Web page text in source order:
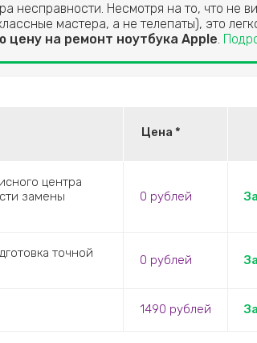
несправности. Несмотря на то, что не
мастера, а не телепаты), это
цену на ремонт ноутбука Apple.
Цена *
центра
замены
0 рублей
точной
0 рублей
1490 рублей